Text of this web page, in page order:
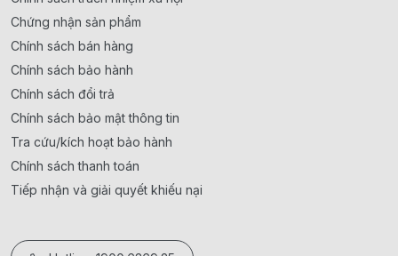
Chứng nhận sản phẩm
Chính sách bán hàng
Chính sách bảo hành
Chính sách đổi trả
Chính sách bảo mật thông tin
Tra cứu/kích hoạt bảo hành
Chính sách thanh toán
Tiếp nhận và giải quyết khiếu nại